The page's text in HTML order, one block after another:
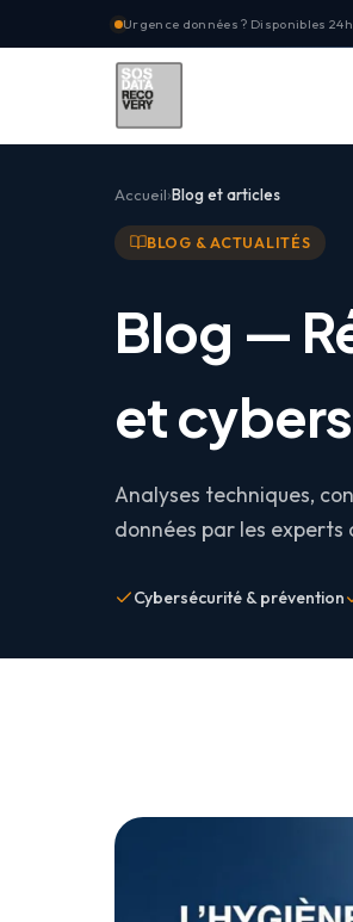
Urgence données ? Disponibles
Accueil Blog et articles
BLOG & ACTUALITÉS
Blog —
et
Analyses techniques,
données par les experts
Cybersécurité & prévention